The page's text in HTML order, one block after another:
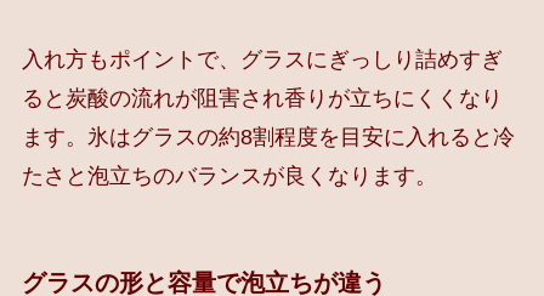
入れ方もポイントで、グラスにぎっしり詰めすぎ
ると炭酸の流れが阻害され香りが立ちにくくなり
ます。氷はグラスの約8割程度を目安に入れると冷
たさと泡立ちのバランスが良くなります。
グラスの形と容量で泡立ちが違う